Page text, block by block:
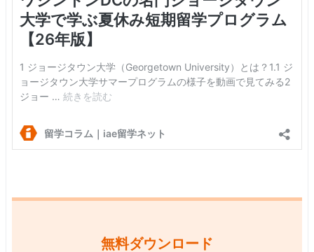
無料ダウンロード